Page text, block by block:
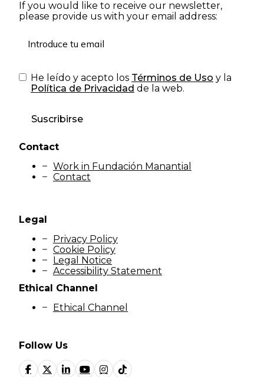
If you would like to receive our newsletter,
please provide us with your email address:
He leído y acepto los Términos de Uso y la
Política de Privacidad de la web.
Suscribirse
Contact
Work in Fundación Manantial
Contact
Legal
Privacy Policy
Cookie Policy
Legal Notice
Accessibility Statement
Follow Us
Ethical Channel
Ethical Channel